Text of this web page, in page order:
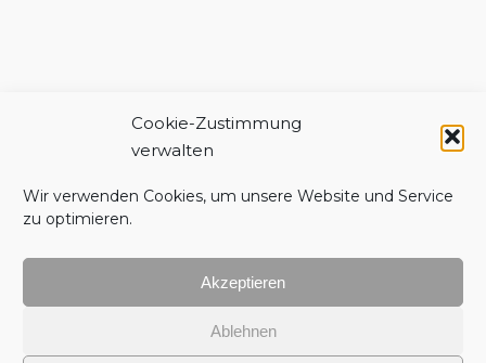
Cookie-Zustimmung
verwalten
Wir verwenden Cookies, um unsere Website und Service
zu optimieren.
Akzeptieren
Ablehnen
Datenschutzerklärung